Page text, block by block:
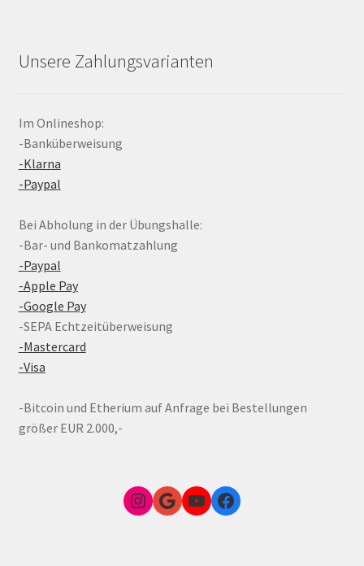
Unsere Zahlungsvarianten
Im Onlineshop:
-Banküberweisung
-Klarna
-Paypal
Bei Abholung in der Übungshalle:
-Bar- und Bankomatzahlung
-Paypal
-Apple Pay
-Google Pay
-SEPA Echtzeitüberweisung
-Mastercard
-Visa
-Bitcoin und Etherium auf Anfrage bei Bestellungen
größer EUR 2.000,-
Instagram
Google Link zum FunShop WienYouTubeFacebook